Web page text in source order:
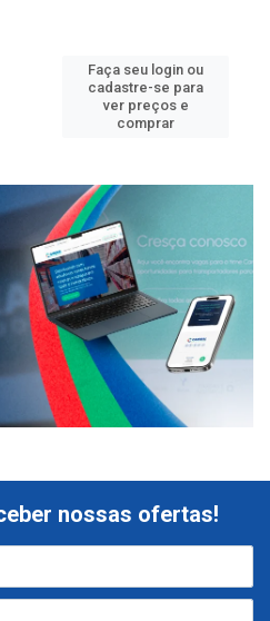
Faça seu login ou
cadastre-se para
ver preços e
comprar
nossas ofertas!